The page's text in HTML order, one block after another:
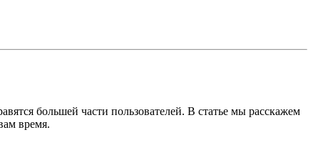
большей части пользователей. В статье мы расскажем
время.